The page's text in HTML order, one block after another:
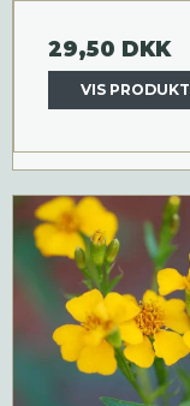
29,50 DKK
VIS PRODUKT